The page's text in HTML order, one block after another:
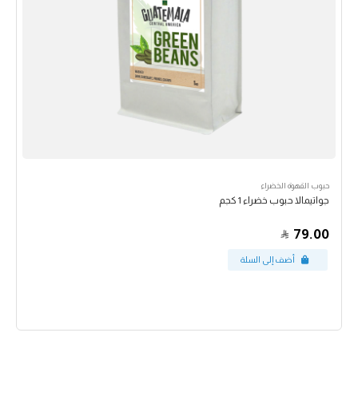
حبوب القهوة الخضراء
جواتيمالا حبوب خضراء 1 كجم
79.00